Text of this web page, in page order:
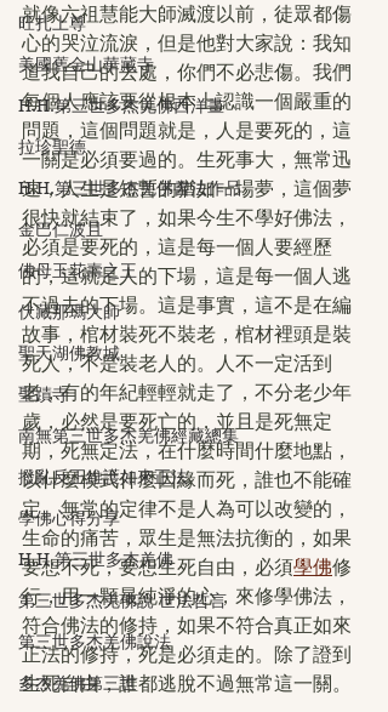
旺扎上尊
美國舊金山華藏寺
H.H.第三世多杰羌佛西洋畫
拉珍聖德
H.H.第三世多杰羌佛書法作品
金巴仁波且
佛母玉花壽之王
伏藏那瑪大師
聖天湖佛教城
聖蹟寺
南無第三世多杰羌佛經藏總集
撥亂反正維護如來正法
學佛心得分享
H.H.第三世多杰羌佛
第三世多杰羌佛說 世法哲言
第三世多杰羌佛說法
多杰羌佛第三世
就像六祖慧能大師滅渡以前，徒眾都傷
心的哭泣流淚，但是他對大家說：我知
道我自己的去處，你們不必悲傷。我們
每個人應該要從根本上認識一個嚴重的
問題，這個問題就是，人是要死的，這
一關是必須要過的。生死事大，無常迅
速，人生是短暫的猶如一場夢，這個夢
很快就結束了，如果今生不學好佛法，
必須是要死的，這是每一個人要經歷
的，這就是人的下場，這是每一個人逃
不過去的下場。這是事實，這不是在編
故事，棺材裝死不裝老，棺材裡頭是裝
死人，不是裝老人的。人不一定活到
老，有的年紀輕輕就走了，不分老少年
歲，必然是要死亡的，並且是死無定
期，死無定法，在什麼時間什麼地點，
以什麼模式什麼因緣而死，誰也不能確
定。無常的定律不是人為可以改變的，
生命的痛苦，眾生是無法抗衡的，如果
要想不死，要想生死自由，必須學佛修
行，用一顆最純淨的心，來修學佛法，
符合佛法的修持，如果不符合真正如來
正法的修持，死是必須走的。除了證到
生死自由，誰都逃脫不過無常這一關。